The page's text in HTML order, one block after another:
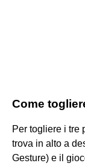
Come
Per togliere i tre
trova in alto a
Gesture) e il